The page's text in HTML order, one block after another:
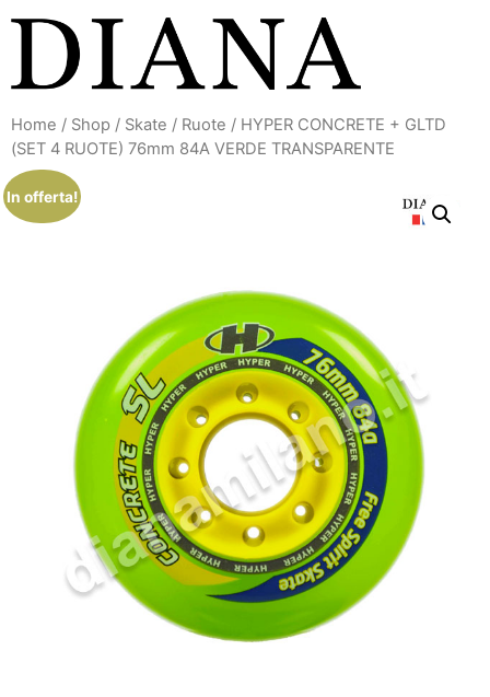
contenuto
Home / Shop / Skate / Ruote / HYPER CONCRETE + GLTD
(SET 4 RUOTE) 76mm 84A VERDE TRANSPARENTE
In offerta!